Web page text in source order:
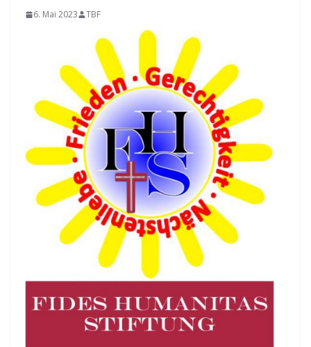
6. Mai 2023 TBF